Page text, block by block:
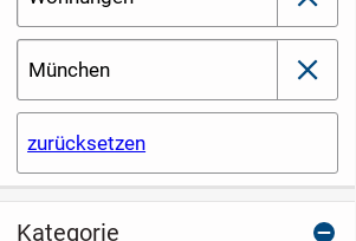
München
zurücksetzen
Wo
architektonische
Qualität auf
94060 Pocking
Forstenried -
Idyllisch.
81476 München
Kategorie